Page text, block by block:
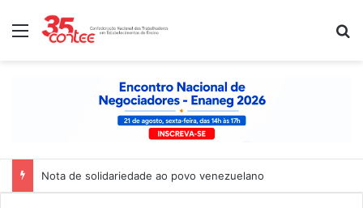
Menu
Nota de solidariedade ao povo venezuelano